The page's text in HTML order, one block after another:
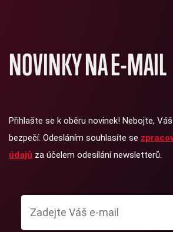
NOVINKY NA E-MAIL
Přihlašte se k oběru novinek! Nebojte,
bezpečí. Odesláním souhlasíte se
údajů za účelem odesílání newsletterů.